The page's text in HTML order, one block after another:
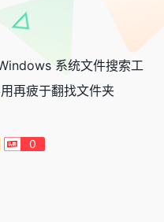
系统文件搜索工
再疲于翻找文件夹
0